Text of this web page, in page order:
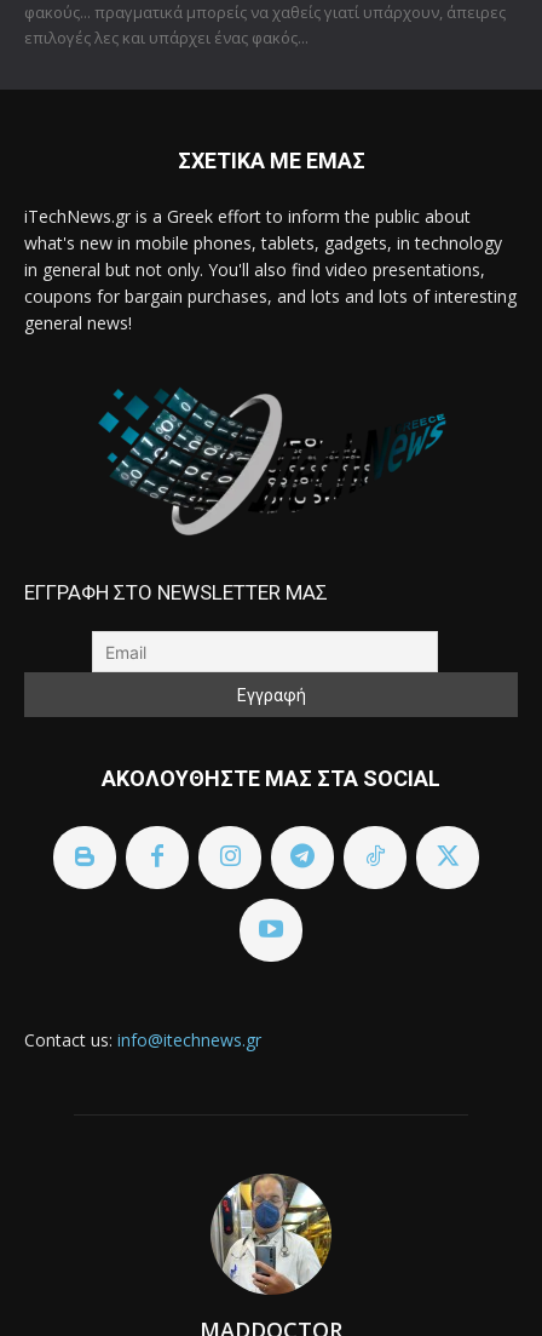
φακούς... πραγματικά μπορείς να χαθείς γιατί υπάρχουν, άπειρες
επιλογές λες και υπάρχει ένας φακός...
ΣΧΕΤΙΚΑ ΜΕ ΕΜΑΣ
iTechNews.gr is a Greek effort to inform the public about
what's new in mobile phones, tablets, gadgets, in technology
in general but not only. You'll also find video presentations,
coupons for bargain purchases, and lots and lots of interesting
general news!
ΕΓΓΡΑΦΗ ΣΤΟ NEWSLETTER ΜΑΣ
ΑΚΟΛΟΥΘΗΣΤΕ ΜΑΣ ΣΤΑ SOCIAL
Contact us: info@itechnews.gr
MADDOCTOR